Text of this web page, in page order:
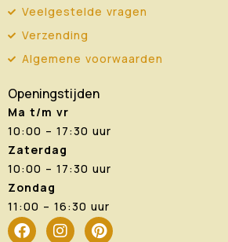
Veelgestelde vragen
Verzending
Algemene voorwaarden
Openingstijden
Ma t/m vr
10:00 – 17:30 uur
Zaterdag
10:00 – 17:30 uur
Zondag
11:00 – 16:30 uur
F I P